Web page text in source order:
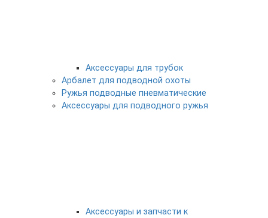
Аксессуары для трубок
Арбалет для подводной охоты
Ружья подводные пневматические
Аксессуары для подводного ружья
Аксессуары и запчасти к